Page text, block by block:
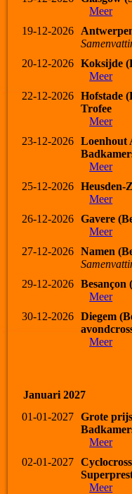
Meer
19-12-2026
20-12-2026
Koksijde
Meer
22-12-2026
Hofstade
Trofee
Meer
23-12-2026
Loenhout
Meer
25-12-2026
Heusden-
Meer
26-12-2026
Gavere
Meer
27-12-2026
Namen
29-12-2026
Besançon
Meer
30-12-2026
Diegem
Meer
Januari 2027
01-01-2027
Grote
Meer
02-01-2027
Meer